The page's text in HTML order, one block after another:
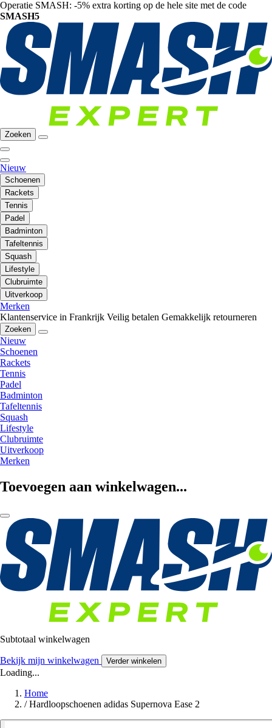
Operatie SMASH: -5% extra korting op de hele site met de code
SMASH5
Zoeken
Nieuw
Schoenen
Rackets
Tennis
Padel
Badminton
Tafeltennis
Squash
Lifestyle
Clubruimte
Uitverkoop
Merken
Klantenservice in Frankrijk Veilig betalen Gemakkelijk retourneren
Zoeken
Nieuw
Schoenen
Rackets
Tennis
Padel
Badminton
Tafeltennis
Squash
Lifestyle
Clubruimte
Uitverkoop
Merken
Toevoegen aan winkelwagen...
Subtotaal winkelwagen
Bekijk mijn winkelwagen Verder winkelen
Loading...
Home
/ Hardloopschoenen adidas Supernova Ease 2